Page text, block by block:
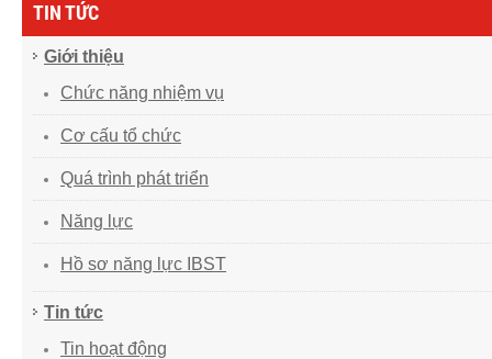
TIN TỨC
Giới thiệu
Chức năng nhiệm vụ
Cơ cấu tổ chức
Quá trình phát triển
Năng lực
Hồ sơ năng lực IBST
Tin tức
Tin hoạt động